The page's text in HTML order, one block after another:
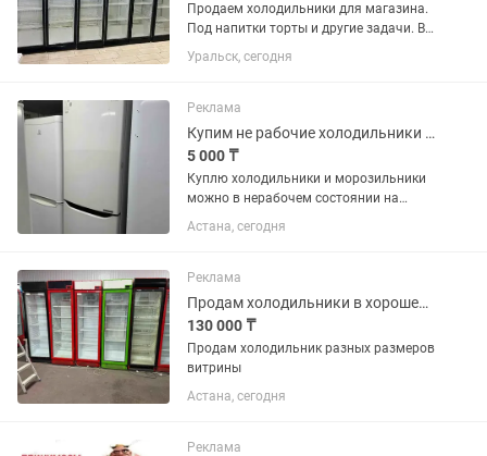
Продаем холодильники для магазина.
Под напитки торты и другие задачи. В
отличном состоянии. В заправке не
нуждаются. Полки полный комплект.
Температура хранения +4...
Уральск, сегодня
Реклама
Купим не рабочие холодильники и морозильники
5 000 ₸
Куплю холодильники и морозильники
можно в нерабочем состоянии на
запчасти
Астана, сегодня
Реклама
Продам холодильники в хорошем состоянии
130 000 ₸
Продам холодильник разных размеров
витрины
Астана, сегодня
Реклама